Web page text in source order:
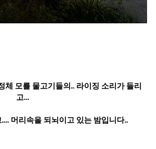
체 모를 물고기들의.. 라이징 소리가 들리
고...
머리속을 되뇌이고 있는 밤입니다..